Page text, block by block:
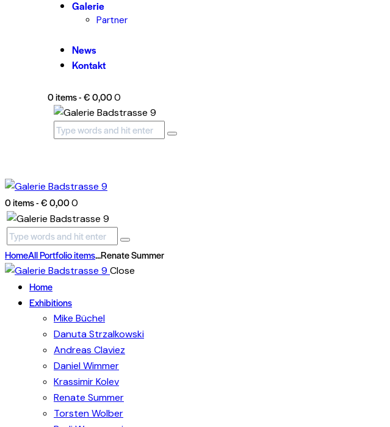
Galerie
Partner
News
Kontakt
0 items-€ 0,000
0 items-€ 0,000
HomeAll Portfolio items...Renate Summer
Close
Home
Exhibitions
Mike Büchel
Danuta Strzalkowski
Andreas Claviez
Daniel Wimmer
Krassimir Kolev
Renate Summer
Torsten Wolber